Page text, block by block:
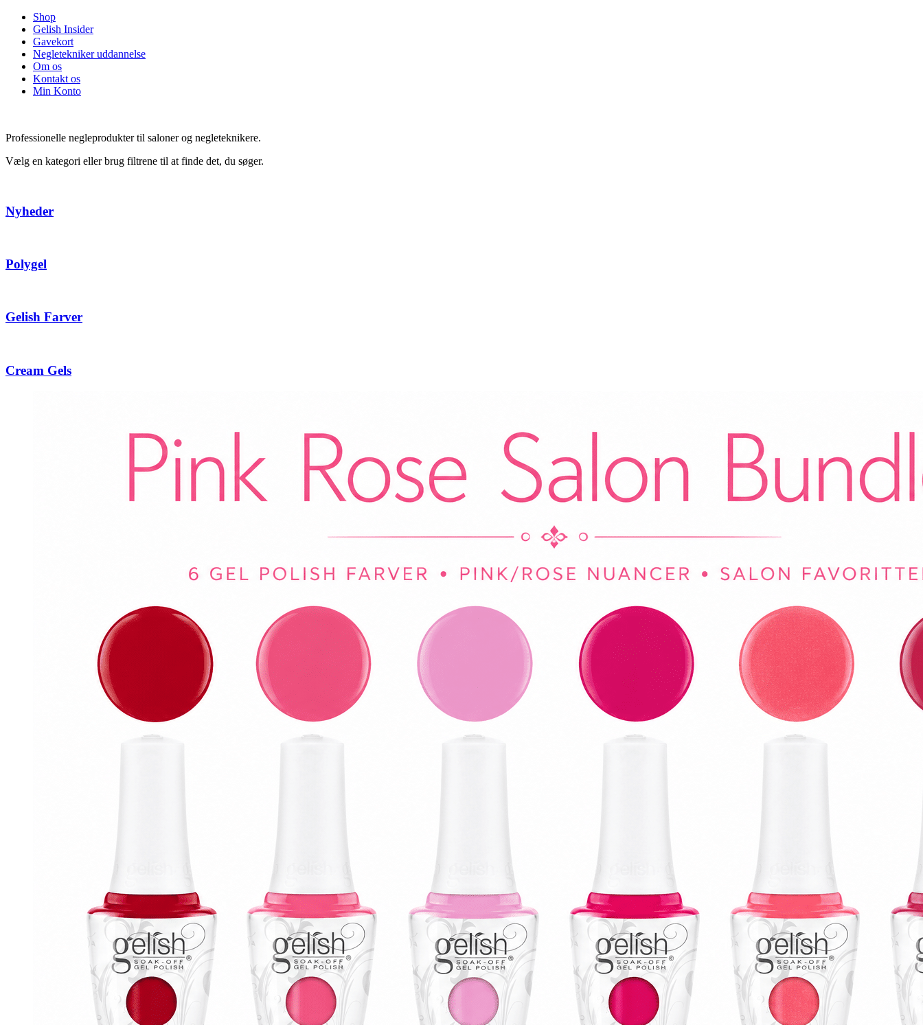
Shop
Gelish Insider
Gavekort
Negletekniker uddannelse
Om os
Kontakt os
Min Konto
Professionelle negleprodukter til saloner og negleteknikere.
Vælg en kategori eller brug filtrene til at finde det, du søger.
Nyheder
Polygel
Gelish Farver
Cream Gels